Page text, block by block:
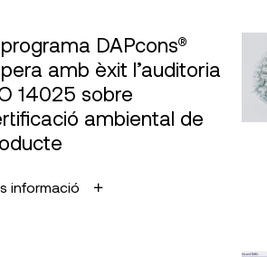
programa DAPcons®
amb èxit l’auditoria
14025 sobre
ambiental de
informació